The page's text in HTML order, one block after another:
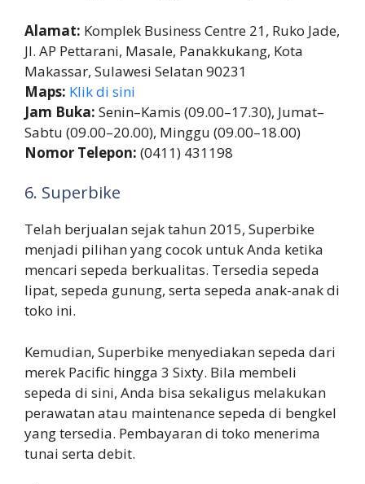
Alamat: Komplek Business Centre 21, Ruko Jade,
Jl. AP Pettarani, Masale, Panakkukang, Kota
Makassar, Sulawesi Selatan 90231
Maps: Klik di sini
Jam Buka: Senin–Kamis (09.00–17.30), Jumat–
Sabtu (09.00–20.00), Minggu (09.00–18.00)
Nomor Telepon: (0411) 431198
6. Superbike
Telah berjualan sejak tahun 2015, Superbike
menjadi pilihan yang cocok untuk Anda ketika
mencari sepeda berkualitas. Tersedia sepeda
lipat, sepeda gunung, serta sepeda anak-anak di
toko ini.
Kemudian, Superbike menyediakan sepeda dari
merek Pacific hingga 3 Sixty. Bila membeli
sepeda di sini, Anda bisa sekaligus melakukan
perawatan atau maintenance sepeda di bengkel
yang tersedia. Pembayaran di toko menerima
tunai serta debit.